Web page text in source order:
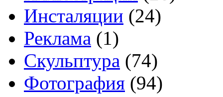
Инсталяции (24)
Реклама (1)
Скульптура (74)
Фотография (94)